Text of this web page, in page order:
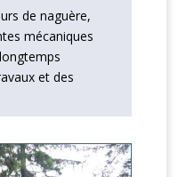
de naguère,
mécaniques
et des